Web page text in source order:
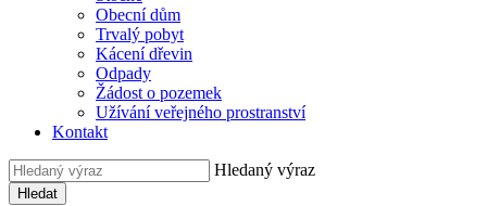
Obecní dům
Trvalý pobyt
Kácení dřevin
Odpady
Žádost o pozemek
Užívání veřejného prostranství
Kontakt
Hledaný výraz
Hledat